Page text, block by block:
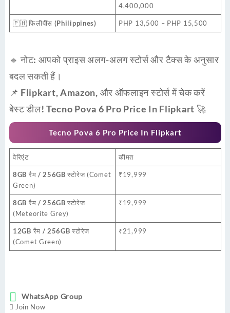
4,400,000
🇵🇭फिलीपींस (Philippines) PHP 13,500 – PHP 15,500
🔹नोट: आपको प्राइस अलग-अलग स्टोर्स और टैक्स के अनुसार
बदल सकती हैं।
📌 Flipkart, Amazon, और ऑफलाइन स्टोर्स में चेक करें
बेस्ट डील! Tecno Pova 6 Pro Price In Flipkart 🚀
Tecno Pova 6 Pro Price In Flipkart
वेरिएंट कीमत
8GB रैम / 256GB स्टोरेज(Comet
Green)
₹19,999
8GB रैम / 256GB स्टोरेज
(Meteorite Grey)
₹19,999
12GB रैम / 256GB स्टोरेज
(Comet Green)
₹21,999
WhatsApp Group
Join Now